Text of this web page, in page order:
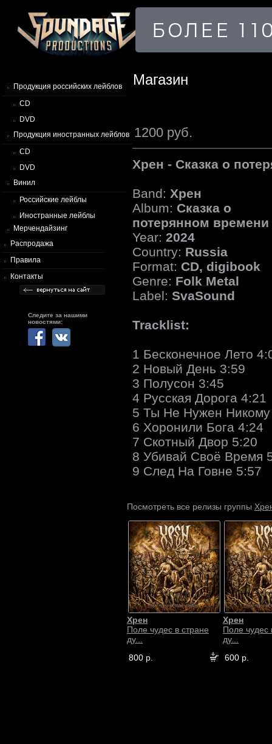
Продукция российских лейблов
CD
DVD
Продукция иностранных лейблов
CD
DVD
Винил
Российские лейблы
Иностранные лейблы
Мерчендайзинг
Распродажа
Правила
Контакты
Следите за нашими
новостями:
Магазин
1200 руб.
Хрен - Сказка о
Band: Хрен
Album: Сказка о
потерянном времени
Year: 2024
Country: Russia
Format: CD, digibook
Genre: Folk Metal
Label: SvaSound
Tracklist:
1 Бесконечное Лето
2 Новый День 3:59
3 Полусон 3:45
4 Русская Дорога 4:21
5 Ты Не Нужен
6 Хоронили Бога 4:24
7 Скотный Двор 5:20
8 Убивай Своё Время
9 След На Говне 5:57
Посмотреть все релизы группы
Хрен
Поле чудес в стране
ду...
800 р.
Хрен
Поле чудес
ду...
600 р.